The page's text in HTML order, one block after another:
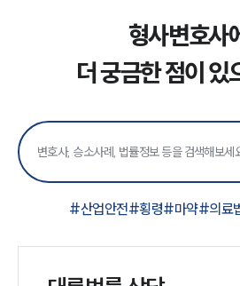
형사변호사
더 궁금한 점이 있
#산업안전#횡령#마약#의료